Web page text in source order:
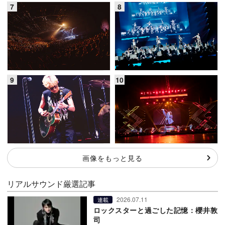
画像をもっと見る
リアルサウンド厳選記事
連載 2026.07.11
ロックスターと過ごした記憶：櫻井敦
司